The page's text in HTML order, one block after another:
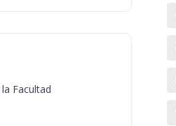
Facultad